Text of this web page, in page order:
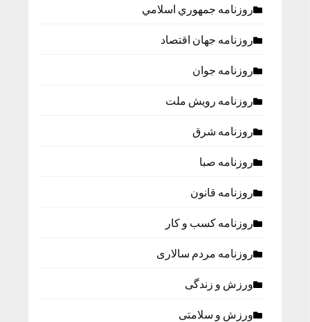
روزنامه جمهوري اسلامي
روزنامه جهان اقتصاد
روزنامه جوان
روزنامه رویش ملت
روزنامه شرق
روزنامه صبا
روزنامه قانون
روزنامه كسب و كار
روزنامه مردم سالاری
ورزش و زندگی
ورزش و سلامتی